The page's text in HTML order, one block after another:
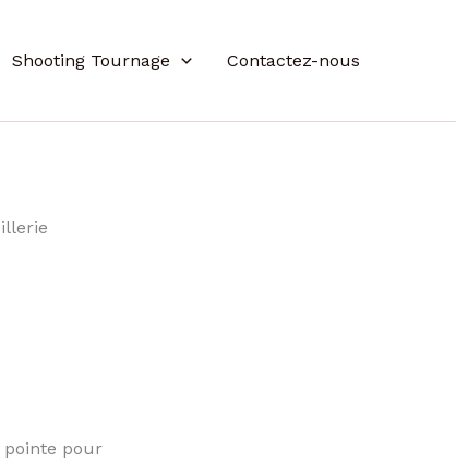
Shooting Tournage Contactez-nous
pointe pour